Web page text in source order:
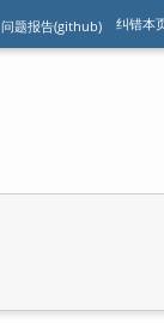
问题报告(github) 纠错本